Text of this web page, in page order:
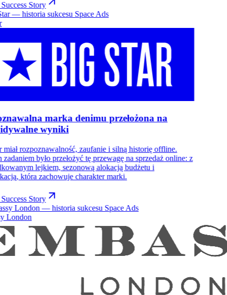
Story
marka denimu przełożona na
wyniki
miał rozpoznawalność, zaufanie i silną historię offline.
zadaniem było przełożyć tę przewagę na sprzedaż online: z
lejkiem, sezonową alokacją budżetu i
która zachowuje charakter marki.
Story
London